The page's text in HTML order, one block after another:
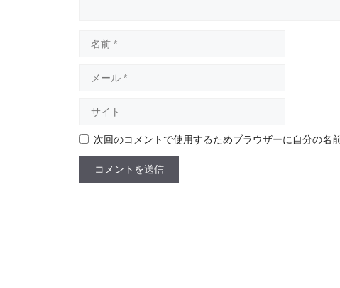
次回のコメントで使用するためブラウザーに自分の名